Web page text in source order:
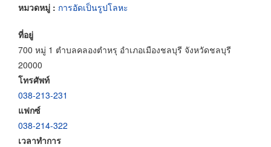
หมวดหมู่ : การอัดเป็นรูปโลหะ
ที่อยู่
700 หมู่ 1 ตำบลคลองตำหรุ อำเภอเมืองชลบุรี จังหวัดชลบุรี
20000
โทรศัพท์
038-213-231
แฟกซ์
038-214-322
เวลาทำการ